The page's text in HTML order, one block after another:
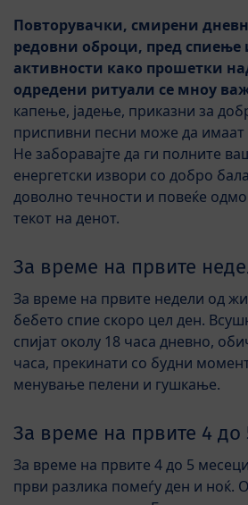
Повторувачки, смирени
редовни оброци, пред спиење
активности како прошетки
одредени ритуали се мноу
капење, јадење, приказни за
приспивни песни може да имаат
Не заборавајте да ги полните
енергетски извори со добро
доволно течности и повеќе
текот на денот.
За време на првите
За време на првите недели од
бебето спие скоро цел ден.
спијат околу 18 часа дневно,
часа, прекинати со будни
менување пелени и гушкање.
За време на првите 4 до
За време на првите 4 до 5
први разлика помеѓу ден и ноќ.